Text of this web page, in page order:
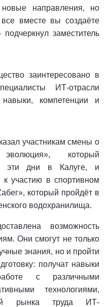
направления, но
вместе вы создаёте
заместитель
заинтересовано в
ИТ-отрасли
компетенции и
участникам смены о
который
эти дни в Калуге, и
участию в спортивном
который пройдёт в
водохранилища.
возможность
Они смогут не только
знания, но и пройти
получат навыки
с различными
технологиями,
рынка труда ИТ-